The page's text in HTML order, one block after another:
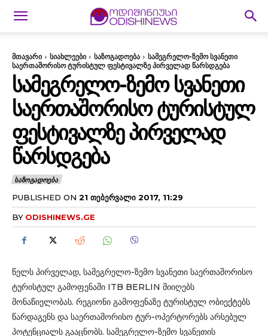
მთავარი სიახლეები საზოგადოება
სამეგრელო-ზემო სვანეთი
საერთაშორისო ტურისტულ ფესტივალზე პირველად წარსდგება
ᲡᲐᲛᲔᲒᲠᲔᲚᲝ-ᲖᲔᲛᲝ ᲡᲕᲐᲜᲔᲗᲘ
ᲡᲐᲔᲠᲗᲐᲨᲝᲠᲘᲡᲝ ᲢᲣᲠᲘᲡᲢᲣᲚ
ᲤᲔᲡᲢᲘᲕᲐᲚᲖᲔ ᲞᲘᲠᲕᲔᲚᲐᲓ
ᲬᲐᲠᲡᲓᲒᲔᲑᲐ
ᲡᲐᲖᲝᲒᲐᲓᲝᲔᲑᲐ
PUBLISHED ON 21 ᲗᲔᲑᲔᲠᲕᲐᲚᲘ 2017, 11:29
BY ODISHINEWS.GE
წელს პირველად, სამეგრელო-ზემო სვანეთი საერთაშორისო
ტურისტულ გამოფენაში ITB BERLIN მიიღებს
მონაწიელობას. რეგიონი გამოფენაზე ტურისტულ ობიექტებს
წარდაგენს და საერთაშორისო ტურ-ოპერტორებს არსებულ
პოტენციალს გააცნობს. სამეგრელო-ზემო სვანეთის